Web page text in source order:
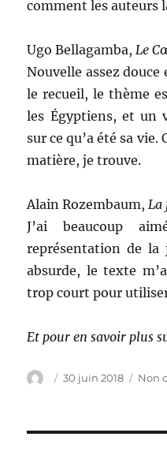
comment les auteurs
Ugo Bellagamba, Le
Nouvelle assez
le recueil, le thème
les Égyptiens, et un
sur ce qu’a été sa vie.
matière, je trouve.
Alain Rozembaum, La
J’ai beaucoup
représentation de la
absurde, le texte
trop court pour
Et pour en savoir plus
Auteur
Publié
30 juin 2018 Non